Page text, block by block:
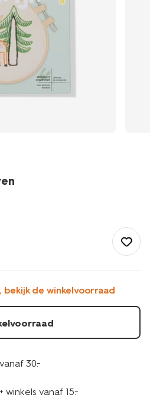
borduurset-
de winkelvoorraad
30.-
winkels vanaf 15.-